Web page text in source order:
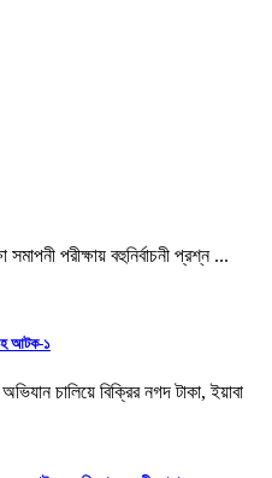
পরীক্ষায় বহুনির্বাচনী প্রশ্ন ...
আটক-১
চালিয়ে বিক্রির নগদ টাকা, ইয়াবা